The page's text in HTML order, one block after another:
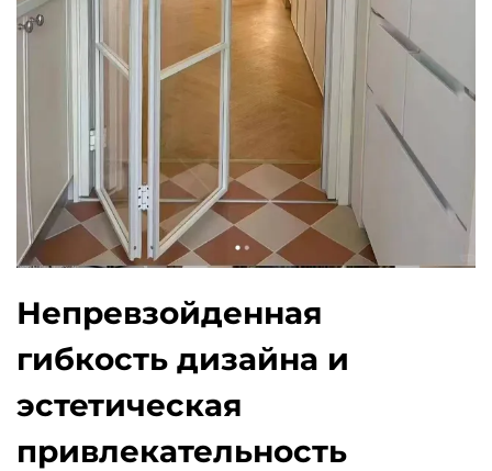
Непревзойденная
гибкость дизайна и
эстетическая
привлекательность